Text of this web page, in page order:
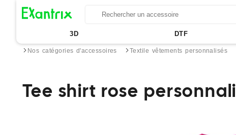
3D DTF
Nos catégories d'accessoires Textile vêtements personnalisés
Tee shirt rose